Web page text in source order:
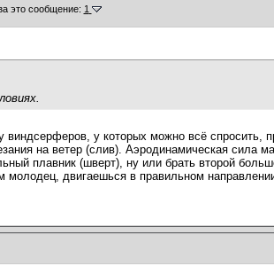
это сообщение: 1
у которых можно всё спросить,
на ветер (слив). Аэродинамическая сила
плавник (шверт), ну или брать второй
двигаешься в правильном